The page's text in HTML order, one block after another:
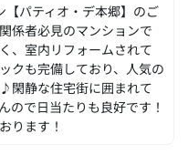
パティオ・デ本郷】のご
係者必見のマンションで
、室内リフォームされて
クも完備しており、人気の
閑静な住宅街に囲まれて
ので日当たりも良好です！
ります！